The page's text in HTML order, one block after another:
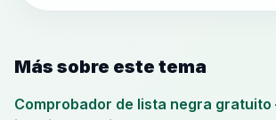
Más sobre este tema
Comprobador de lista negra